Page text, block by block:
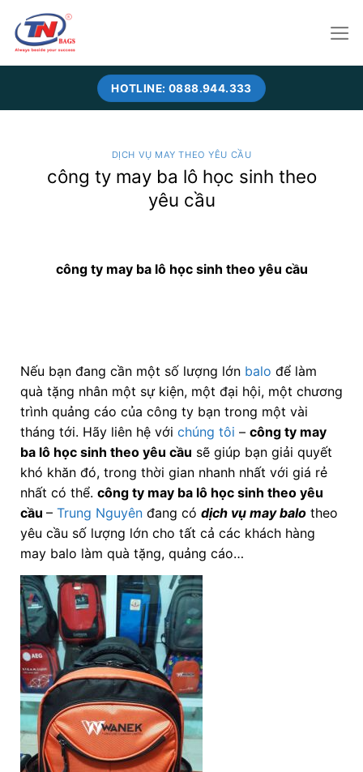
content
HOTLINE: 0888.944.333
DỊCH VỤ MAY THEO YÊU CẦU
công ty may ba lô học sinh theo
yêu cầu
công ty may ba lô học sinh theo yêu cầu
Nếu bạn đang cần một số lượng lớn balo để làm
quà tặng nhân một sự kiện, một đại hội, một chương
trình quảng cáo của công ty bạn trong một vài
tháng tới. Hãy liên hệ với chúng tôi – công ty may
ba lô học sinh theo yêu cầu sẽ giúp bạn giải quyết
khó khăn đó, trong thời gian nhanh nhất với giá rẻ
nhất có thể. công ty may ba lô học sinh theo yêu
cầu – Trung Nguyênđang có dịch vụ may balotheo
yêu cầu số lượng lớn cho tất cả các khách hàng
may balo làm quà tặng, quảng cáo…